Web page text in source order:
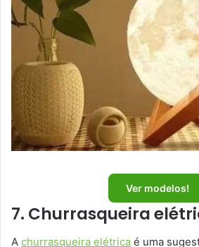
Ver modelos!
7. Churrasqueira
A churrasqueira elétrica é uma